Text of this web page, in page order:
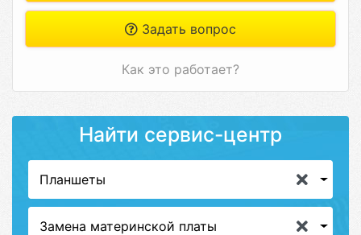
Задать вопрос
Как это работает?
Найти сервис-центр
Планшеты
Замена материнской платы